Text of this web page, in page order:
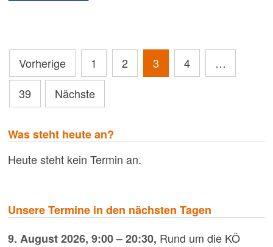
Seitennummerierung
der
Beiträge
Vorherige 1 2 3 4
…
39
Nächste
Was steht heute an?
Heute steht kein Termin an.
Unsere Termine in den nächsten Tagen
9. August 2026, 9:00– 20:30, Rund um die KÖ